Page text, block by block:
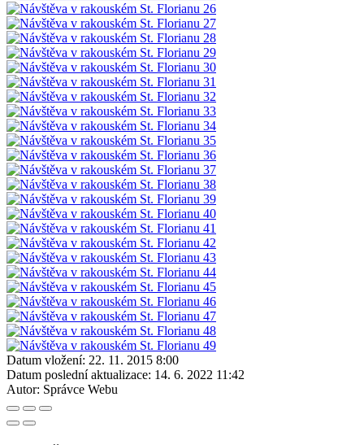
Datum vložení: 22. 11. 2015 8:00
Datum poslední aktualizace: 14. 6. 2022 11:42
Autor: Správce Webu